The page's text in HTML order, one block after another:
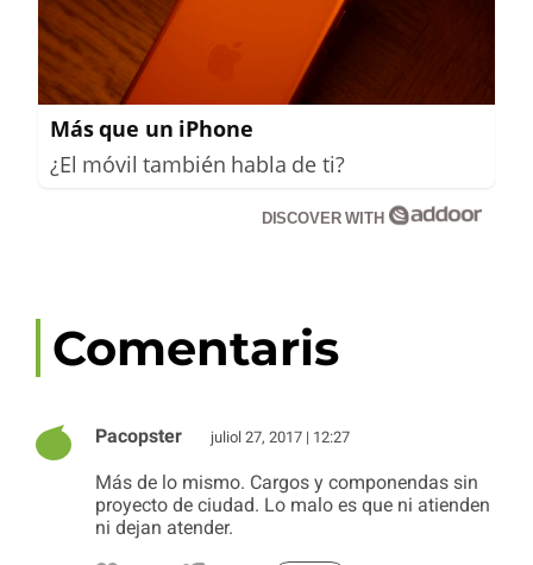
Más que un iPhone
¿El móvil también habla de ti?
DISCOVER WITH
Comentaris
Pacopster juliol 27, 2017 | 12:27
Más de lo mismo. Cargos y componendas sin
proyecto de ciudad. Lo malo es que ni atienden
ni dejan atender.